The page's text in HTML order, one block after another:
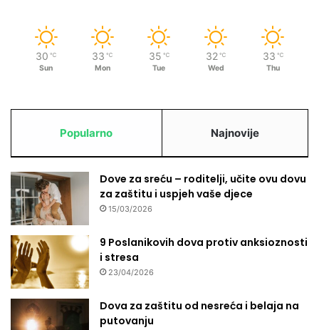
30 ℃
Sun
33 ℃
Mon
35 ℃
Tue
32 ℃
Wed
33 ℃
Thu
Popularno Najnovije
Dove za sreću – roditelji, učite ovu dovu
za zaštitu i uspjeh vaše djece
15/03/2026
9 Poslanikovih dova protiv anksioznosti
i stresa
23/04/2026
Dova za zaštitu od nesreća i belaja na
putovanju